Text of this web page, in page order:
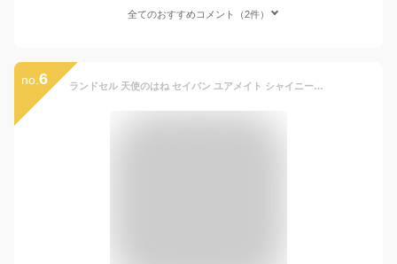
全てのおすすめコメント（2件）
no. 6 ランドセル 天使のはね セイバン ユアメイト シャイニーポップ YM23G 2025年モデル 女の子 A4フラットファイル対応 かわいい 日本製 6年保証付き パープル レッド